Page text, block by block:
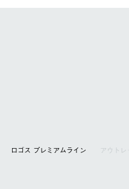
ロゴス プレミアムライン アウトレ